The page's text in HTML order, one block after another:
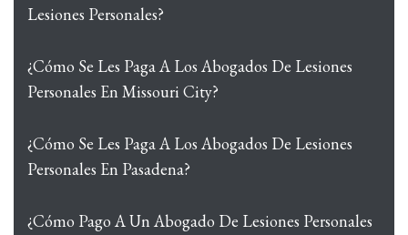
Lesiones Personales?
¿Cómo Se Les Paga A Los Abogados De Lesiones
Personales En Missouri City?
¿Cómo Se Les Paga A Los Abogados De Lesiones
Personales En Pasadena?
¿Cómo Pago A Un Abogado De Lesiones Personales